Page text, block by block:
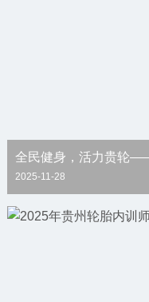
全民健身，活力贵轮
2025-11-28